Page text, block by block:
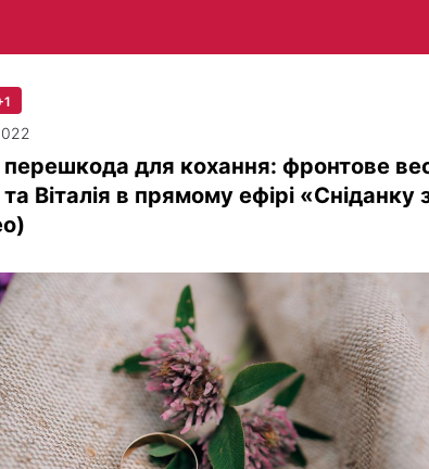
перешкода для кохання: фронтове
Віталія в прямому ефірі «Сніданку